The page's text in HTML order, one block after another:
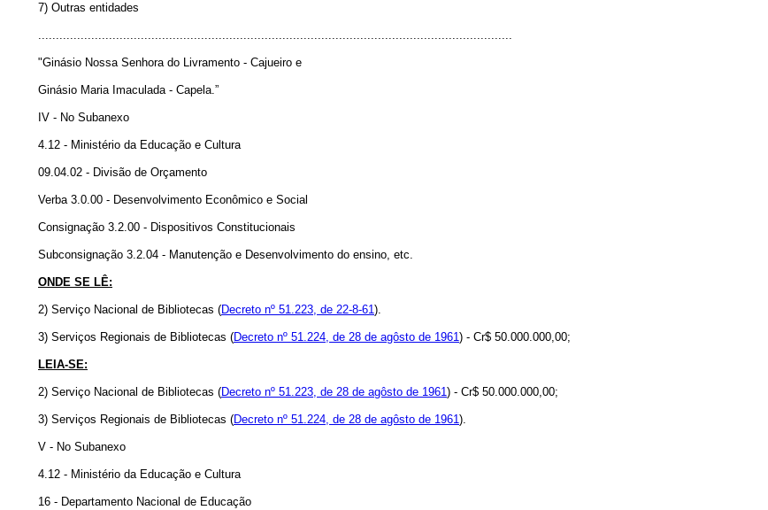
7) Outras entidades
......................................................................................................................................
"Ginásio Nossa Senhora do Livramento - Cajueiro e
Ginásio Maria Imaculada - Capela.”
IV - No Subanexo
4.12 - Ministério da Educação e Cultura
09.04.02 - Divisão de Orçamento
Verba 3.0.00 - Desenvolvimento Econômico e Social
Consignação 3.2.00 - Dispositivos Constitucionais
Subconsignação 3.2.04 - Manutenção e Desenvolvimento do ensino, etc.
ONDE SE LÊ:
2) Serviço Nacional de Bibliotecas (Decreto nº 51.223, de 22-8-61).
3) Serviços Regionais de Bibliotecas (Decreto nº 51.224, de 28 de agôsto de 1961) - Cr$ 50.000.000,00;
LEIA-SE:
2) Serviço Nacional de Bibliotecas (Decreto nº 51.223, de 28 de agôsto de 1961) - Cr$ 50.000.000,00;
3) Serviços Regionais de Bibliotecas (Decreto nº 51.224, de 28 de agôsto de 1961).
V - No Subanexo
4.12 - Ministério da Educação e Cultura
16 - Departamento Nacional de Educação